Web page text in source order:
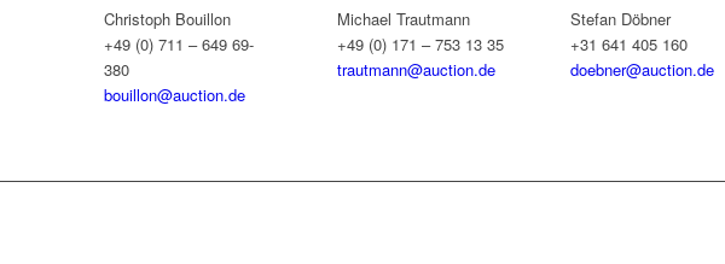
Christoph Bouillon
+49 (0) 711 – 649 69-
380
bouillon@auction.de
Michael Trautmann
+49 (0) 171 – 753 13 35
trautmann@auction.de
Stefan Döbner
+31 641 405 160
doebner@auction.de